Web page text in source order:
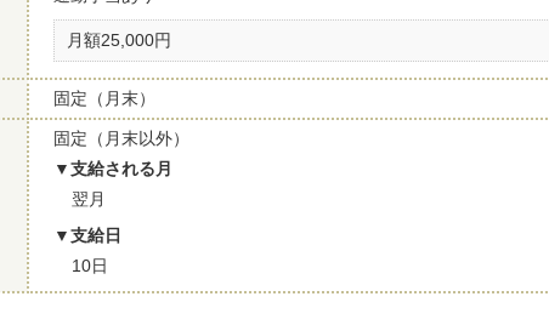
月額25,000円
固定（月末）
固定（月末以外）
支給される月
翌月
支給日
10日